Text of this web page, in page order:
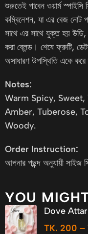
শুরুতেই পাবেন ওয়ার্ম স্পাইসি
কম্বিনেশন, যা এর বেজ নোট
সাথে এর সাথে যুক্ত হয়
করা ব্লেন্ড। শেষে ফ্রুটি,
অসাধারণ উপস্থিতি একে
Notes:
Warm Spicy,
Amber, Tuberose,
Woody.
Order Instruction:
আপনার পছন্দ অনুযায়ী সাইজ
YOU
Dove
TK. 200 –